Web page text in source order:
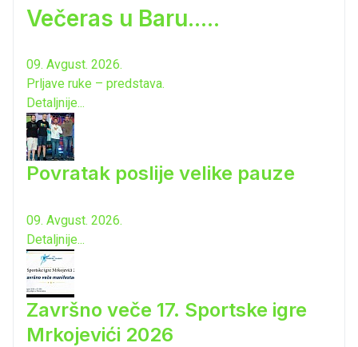
Večeras u Baru.....
09. Avgust. 2026.
Prljave ruke – predstava.
Detaljnije...
Povratak poslije velike pauze
09. Avgust. 2026.
Detaljnije...
Završno veče 17. Sportske igre
Mrkojevići 2026